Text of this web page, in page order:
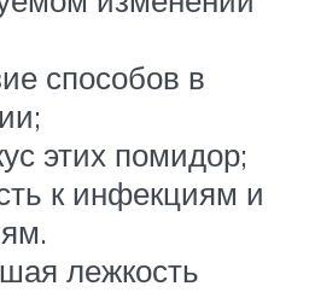
способов в
этих помидор;
к инфекциям и
лежкость